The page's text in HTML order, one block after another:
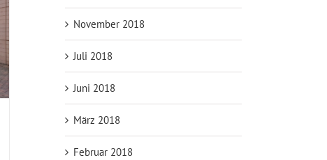
November 2018
Juli 2018
Juni 2018
März 2018
Februar 2018